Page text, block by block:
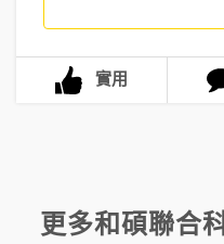
實用
更多和碩聯合